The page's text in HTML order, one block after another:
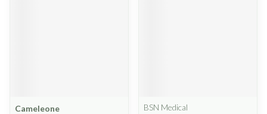
Cameleone
BSN Medical